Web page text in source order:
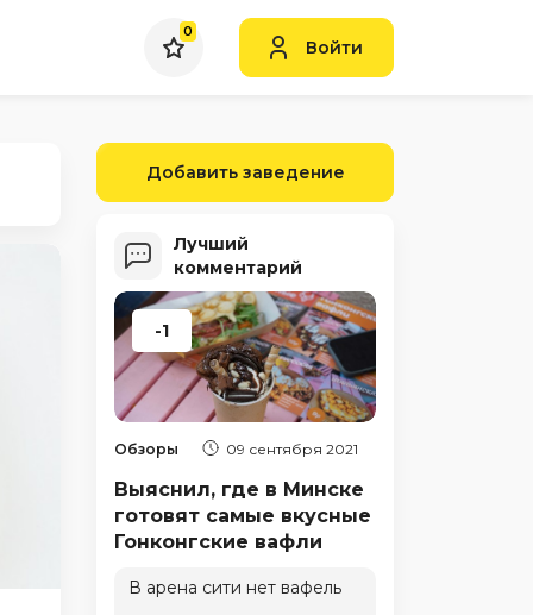
0
Войти
Добавить заведение
Лучший
комментарий
-1
Обзоры 09 сентября 2021
Выяснил, где в Минске
готовят самые вкусные
Гонконгские вафли
В арена сити нет вафель